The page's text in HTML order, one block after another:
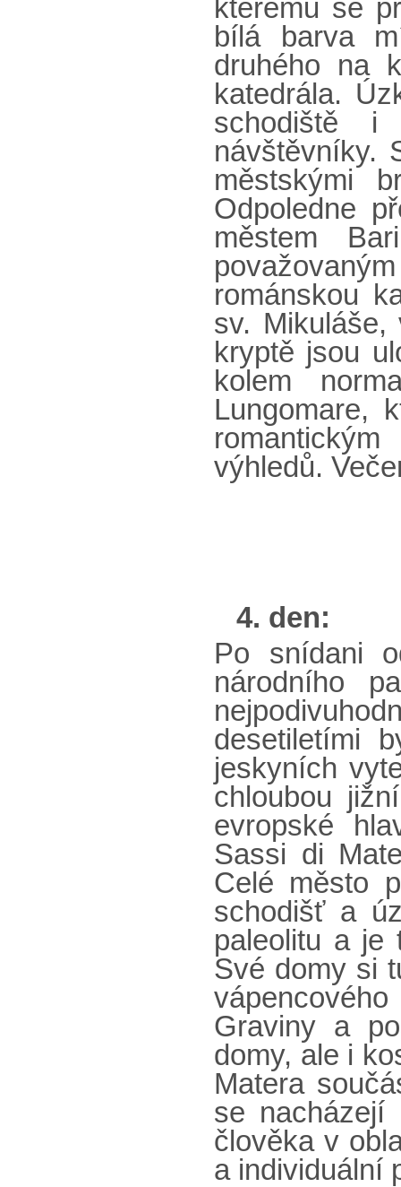
kterému se
bílá barva
druhého na
katedrála.
schodiště i
návštěvníky.
městskými
Odpoledne
městem
románskou
sv.
kryptě jsou
kolem
Lungomare,
výhledů.
4. den:
Po snídani
národního
desetiletími
jeskyních
chloubou
evropské
Sassi di
Celé město
schodišť a
paleolitu a je
Své domy si
Graviny a
domy, ale i
Matera
se nacházejí
člověka v
a individuální